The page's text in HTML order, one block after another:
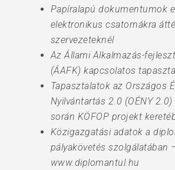
Papíralapú dokumentumok
elektronikus csatornákra
szervezeteknél
Az Állami Alkalmazás-
(ÁAFK) kapcsolatos
Tapasztalatok az Országos
Nyilvántartás 2.0 (OÉNY
során KÖFOP projekt
Közigazgatási adatok a
pályakövetés szolgálatában
www.diplomantul.hu